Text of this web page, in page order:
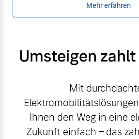
Mehr erfahren
Umsteigen
Mit
Ihnen den Weg in eine
Zukunft einfach – das